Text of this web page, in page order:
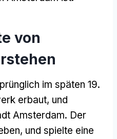
von
im späten 19.
erbaut, und
Amsterdam. Der
und spielte eine